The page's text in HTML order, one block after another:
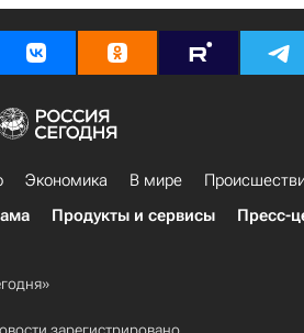
Экономика В мире
Продукты и сервисы Пресс-